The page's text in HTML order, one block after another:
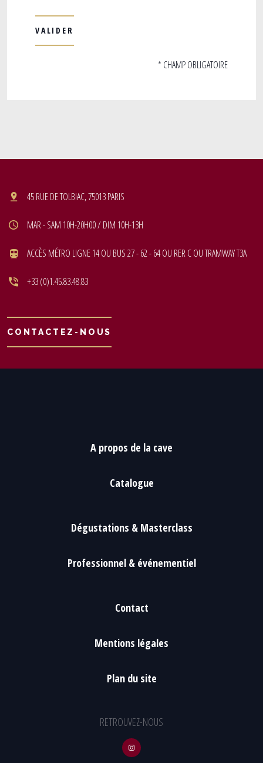
* CHAMP OBLIGATOIRE
45 RUE DE TOLBIAC, 75013 PARIS
MAR - SAM 10H-20H00 / DIM 10H-13H
ACCÈS MÉTRO LIGNE 14 OU BUS 27 - 62 - 64 OU RER C OU TRAMWAY T3A
+33 (0)1.45.83.48.83
CONTACTEZ-NOUS
A propos de la cave
Catalogue
Dégustations & Masterclass
Professionnel & événementiel
Contact
Mentions légales
Plan du site
RETROUVEZ-NOUS